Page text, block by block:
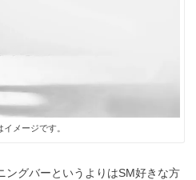
メージです。
ングバーというよりはSM好きな方